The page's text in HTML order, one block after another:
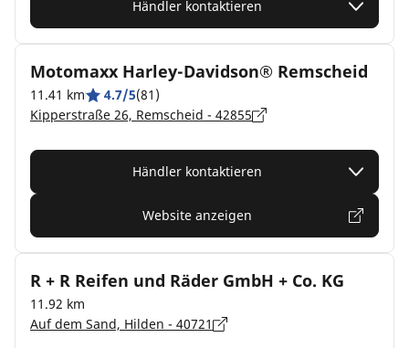
Händler kontaktieren
Motomaxx Harley-Davidson® Remscheid
11.41 km 4.7/5(81)
Kipperstraße 26, Remscheid - 42855
Händler kontaktieren
Website anzeigen
R + R Reifen und Räder GmbH + Co. KG
11.92 km
Auf dem Sand, Hilden - 40721